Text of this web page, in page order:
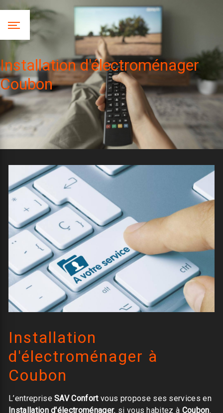
Panneau de gestion des cookies
Installation d'électroménager
Coubon
Installation
d'électroménager à
Coubon
L’entrepriseSAV Confortvous propose ses services en
Installation d'électroménager, si vous habitez à Coubon.